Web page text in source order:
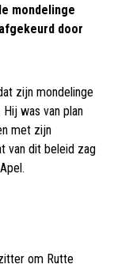
mondelinge
door
zijn mondelinge
was van plan
met zijn
van dit beleid zag
om Rutte